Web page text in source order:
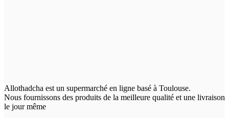
Allothadcha est un supermarché en ligne basé à Toulouse.
Nous fournissons des produits de la meilleure qualité et une livraison
le jour même